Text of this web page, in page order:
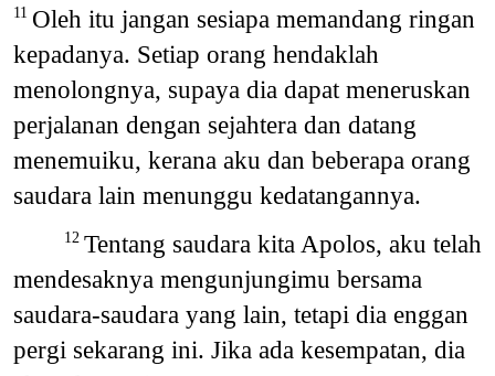
11 Oleh itu jangan sesiapa memandang ringan
kepadanya. Setiap orang hendaklah
menolongnya, supaya dia dapat meneruskan
perjalanan dengan sejahtera dan datang
menemuiku, kerana aku dan beberapa orang
saudara lain menunggu kedatangannya.
12 Tentang saudara kita Apolos, aku telah
mendesaknya mengunjungimu bersama
saudara-saudara yang lain, tetapi dia enggan
pergi sekarang ini. Jika ada kesempatan, dia